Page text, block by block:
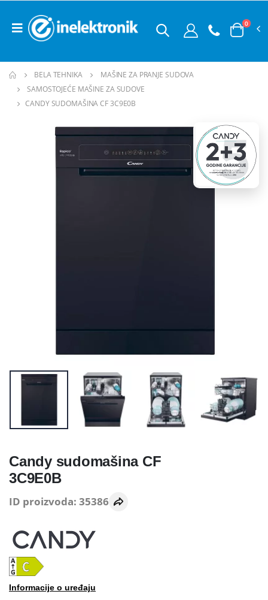
0
BELA TEHNIKA
MAŠINE ZA PRANJE SUDOVA
SAMOSTOJEĆE MAŠINE ZA SUDOVE
CANDY SUDOMAŠINA CF 3C9E0B
Candy sudomašina CF
3C9E0B
ID proizvoda: 35386
Informacije o uređaju